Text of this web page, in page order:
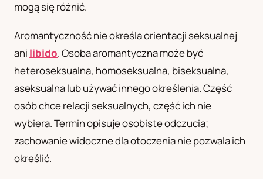
mogą się różnić.
Aromantyczność nie określa orientacji seksualnej
ani libido. Osoba aromantyczna może być
heteroseksualna, homoseksualna, biseksualna,
aseksualna lub używać innego określenia. Część
osób chce relacji seksualnych, część ich nie
wybiera. Termin opisuje osobiste odczucia;
zachowanie widoczne dla otoczenia nie pozwala ich
określić.